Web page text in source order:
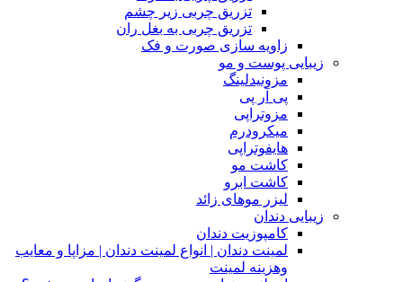
تزریق چربی زیر چشم
تزریق چربی به بغل ران
زاویه سازی صورت و فک
زیبایی پوست و مو
مزونیدلینگ
پی آر پی
مزوتراپی
میکرودرم
هایفوتراپی
کاشت مو
کاشت ابرو
لیزر موهای زائد
زیبایی دندان
کامپوزیت دندان
لمینت دندان | انواع لمینت دندان | مزاپا و معایب
وهزینه لمینت